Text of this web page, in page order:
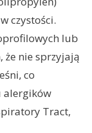
czystości.
lub
że nie sprzyjają
co
alergików
Tract,